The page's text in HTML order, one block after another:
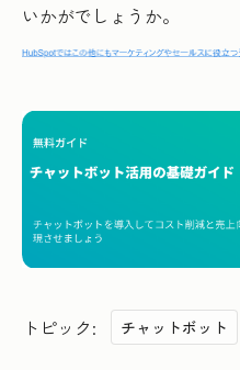
いかがでしょうか。
トピック: チャットボット